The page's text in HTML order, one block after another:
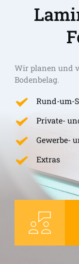
Wir planen und
Bodenbelag.
Rund-um-
Private-
Gewerbe-
Extras